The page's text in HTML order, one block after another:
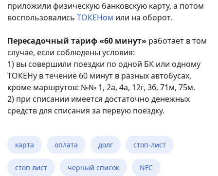
приложили физическую банковскую карту, а потом
воспользовались ТОКЕНом или на оборот.
Пересадочный тариф «60 минут» работает в том
случае, если соблюдены условия:
1) вы совершили поездки по одной БК или одному
ТОКЕНу в течение 60 минут в разных автобусах,
кроме маршрутов: №№ 1, 2а, 4а, 12г, 36, 71м, 75м.
2) при списании имеется достаточно денежных
средств для списания за первую поездку.
карта оплата долг стоп-лист
стоп лист черный список NFC